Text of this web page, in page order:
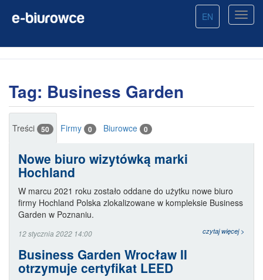
EN
Tag: Business Garden
Treści 50 Firmy 0 Biurowce 0
Nowe biuro wizytówką marki
Hochland
W marcu 2021 roku zostało oddane do użytku nowe biuro
firmy Hochland Polska zlokalizowane w kompleksie Business
Garden w Poznaniu.
12 stycznia 2022 14:00 czytaj więcej >
Business Garden Wrocław II
otrzymuje certyfikat LEED